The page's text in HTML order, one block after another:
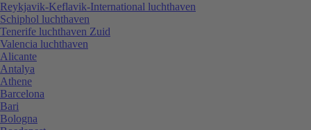
Reykjavik-Keflavik-International luchthaven
Schiphol luchthaven
Tenerife luchthaven Zuid
Valencia luchthaven
Alicante
Antalya
Athene
Barcelona
Bari
Bologna